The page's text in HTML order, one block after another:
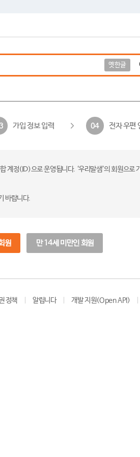
옛한글
가입 정보 입력 04 전자 우편
계정(ID)으로 운영됩니다. ‘우리말샘’의 회원으
바랍니다.
원 만 14세 미만인 회원
정책 알립니다 개발 지원(Open API)